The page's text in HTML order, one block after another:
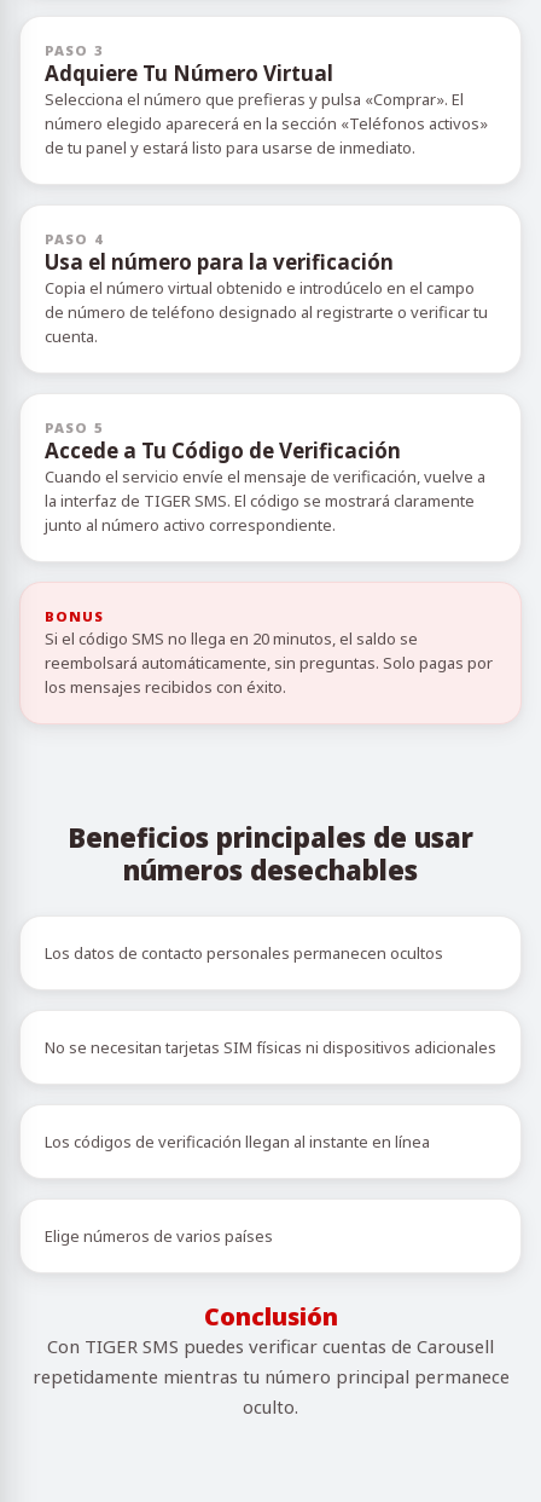
PASO 3
Adquiere Tu Número Virtual
Selecciona el número que prefieras y pulsa «Comprar». El
número elegido aparecerá en la sección «Teléfonos activos»
de tu panel y estará listo para usarse de inmediato.
PASO 4
Usa el número para la verificación
Copia el número virtual obtenido e introdúcelo en el campo
de número de teléfono designado al registrarte o verificar tu
cuenta.
PASO 5
Accede a Tu Código de Verificación
Cuando el servicio envíe el mensaje de verificación, vuelve a
la interfaz de TIGER SMS. El código se mostrará claramente
junto al número activo correspondiente.
BONUS
Si el código SMS no llega en 20 minutos, el saldo se
reembolsará automáticamente, sin preguntas. Solo pagas por
los mensajes recibidos con éxito.
Beneficios principales de usar
números desechables
Los datos de contacto personales permanecen ocultos
No se necesitan tarjetas SIM físicas ni dispositivos adicionales
Los códigos de verificación llegan al instante en línea
Elige números de varios países
Conclusión
Con TIGER SMS puedes verificar cuentas de Carousell
repetidamente mientras tu número principal permanece
oculto.